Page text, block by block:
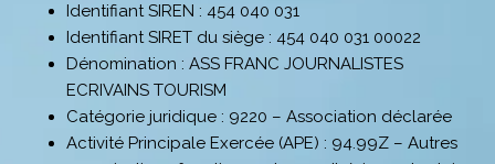
Identifiant SIREN : 454 040 031
Identifiant SIRET du siège : 454 040 031 00022
Dénomination : ASS FRANC JOURNALISTES
ECRIVAINS TOURISM
Catégorie juridique : 9220 – Association déclarée
Activité Principale Exercée (APE) : 94.99Z – Autres